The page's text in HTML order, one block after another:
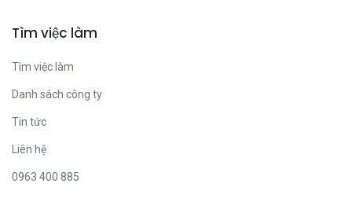
Tìm việc làm
Tìm việc làm
Danh sách công ty
Tin tức
Liên hệ
0963 400 885